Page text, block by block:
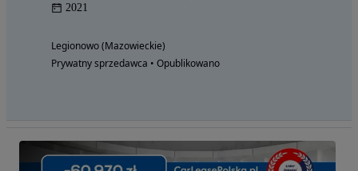
2021
Legionowo (Mazowieckie)
Prywatny sprzedawca • Opublikowano